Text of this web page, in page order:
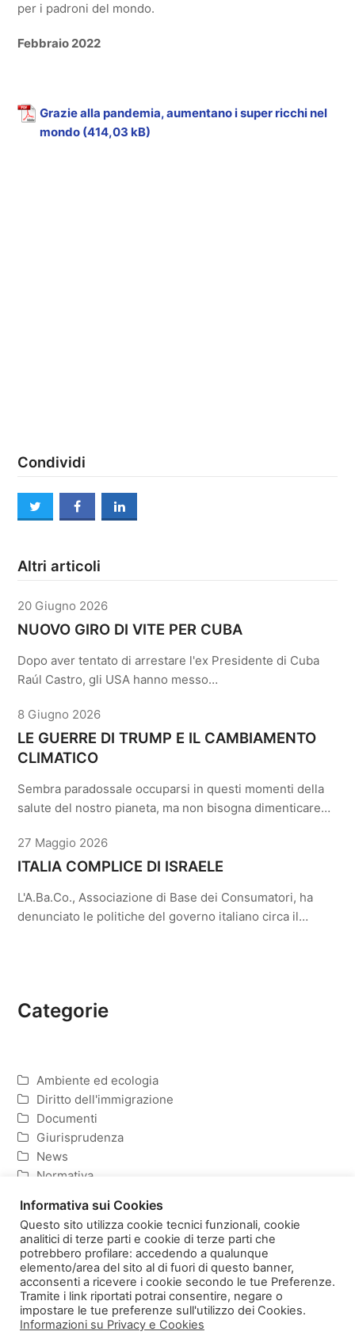
per i padroni del mondo.
Febbraio 2022
Grazie alla pandemia, aumentano i super ricchi nel
mondo
Condividi
twitter facebooklinkedin
Altri articoli
20 Giugno 2026
NUOVO GIRO DI VITE PER CUBA
Dopo aver tentato di arrestare l'ex Presidente di Cuba
Raúl Castro, gli USA hanno messo…
8 Giugno 2026
LE GUERRE DI TRUMP E IL CAMBIAMENTO
CLIMATICO
Sembra paradossale occuparsi in questi momenti della
salute del nostro pianeta, ma non bisogna dimenticare…
27 Maggio 2026
ITALIA COMPLICE DI ISRAELE
L'A.Ba.Co., Associazione di Base dei Consumatori, ha
denunciato le politiche del governo italiano circa il…
Categorie
Ambiente ed ecologia
Diritto dell'immigrazione
Documenti
Giurisprudenza
News
Normativa
Homepage
Copyright
Informativa sulla Privacy e Cookies
Informativa sui Cookies
Questo sito utilizza cookie tecnici funzionali, cookie
analitici di terze parti e cookie di terze parti che
potrebbero profilare: accedendo a qualunque
elemento/area del sito al di fuori di questo banner,
acconsenti a ricevere i cookie secondo le tue Preferenze.
Tramite i link riportati potrai consentire, negare o
impostare le tue preferenze sull'utilizzo dei Cookies.
Informazioni su Privacy e Cookies